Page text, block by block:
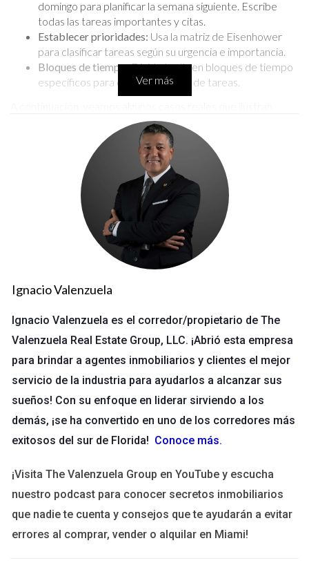
domingo para planificar la semana siguiente. Escribe
todas las tareas importantes y citas.
Establecer prioridades: Usa la matriz de Eisenhower
para clasificar tareas según su urgencia e importancia.
Bloques de tiempo:Divide tu día en bloques de tiempo
específicos para diferentes tipos de tareas.
cómo estas estrategias se pueden aplicar en la práctica.
LLÁMAME AHORA
Caso de Estudio 1: Emprendedor Local
Conocí a Carlos, un emprendedor en el sector turístico. Antes
de organizar su semana, se sentía abrumado por las demandas
diarias. Ahora utiliza un calendario digital donde anota todos
trabajar en su negocio. Esto le ha permitido aumentar su
productividad y reducir el estrés.
Caso de Estudio 2: Freelance Creativo
Ana, una diseñadora gráfica freelance, enfrentaba dificultades
para equilibrar múltiples proyectos. Adoptó la técnica
Pomodoro, trabajando en intervalos cortos seguidos de
descansos breves. Esto no solo mejoró su enfoque sino que
despejar su mente.
Caso de Estudio 3: Profesional Corporativo
Juan trabaja en una empresa multinacional y solía sentirse
Ver más
Ignacio Valenzuela
Ignacio Valenzuela es el corredor/propietario de The
Valenzuela Real Estate Group, LLC. ¡Abrió esta empresa
para brindar a agentes inmobiliarios y clientes el mejor
servicio de la industria para ayudarlos a alcanzar sus
sueños! Con su enfoque en liderar sirviendo a los
demás, ¡se ha convertido en uno de los corredores más
exitosos del sur de Florida! Conoce más.
¡Visita The Valenzuela Group en YouTube y escucha
nuestro podcast para conocer secretos inmobiliarios
que nadie te cuenta y consejos que te ayudarán a evitar
errores al comprar, vender o alquilar en Miami!